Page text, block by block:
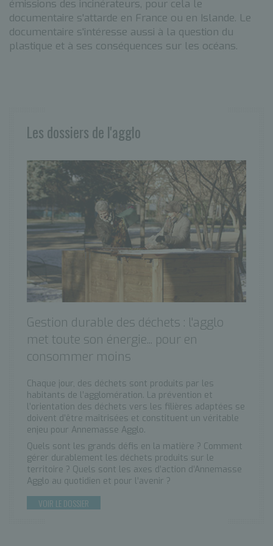
émissions des incinérateurs, pour cela le
documentaire s'attarde en France ou en Islande. Le
documentaire s'intéresse aussi à la question du
plastique et à ses conséquences sur les océans.
Les dossiers de l'agglo
Gestion durable des déchets : l'agglo
met toute son énergie... pour en
consommer moins
Chaque jour, des déchets sont produits par les
habitants de l’agglomération. La prévention et
l’orientation des déchets vers les filières adaptées se
doivent d’être maîtrisées et constituent un véritable
enjeu pour Annemasse Agglo.
Quels sont les grands défis en la matière ? Comment
gérer durablement les déchets produits sur le
territoire ? Quels sont les axes d’action d’Annemasse
Agglo au quotidien et pour l’avenir ?
VOIR LE DOSSIER